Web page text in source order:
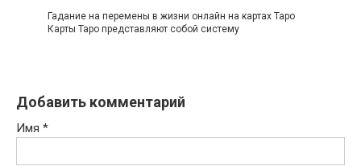
Гадание на перемены в жизни онлайн на картах Таро
Карты Таро представляют собой систему
Добавить комментарий
Имя *